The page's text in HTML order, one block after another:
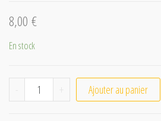
8,00 €
En stock
quantité de Puzzle en bois -
Ajouter au panier